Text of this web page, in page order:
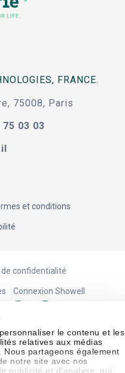
le contenu et les
relatives aux médias
partageons également
notre site avec nos
publicité et d'analyse, qui
FRANCE.
75008, Paris
75 03 03
et conditions
de confidentialité
Connexion Showell
droits réservés